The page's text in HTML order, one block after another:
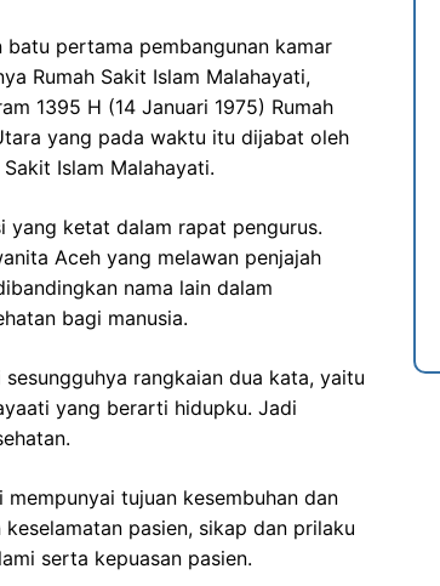
pertama pembangunan kamar
Rumah Sakit Islam Malahayati,
1395 H (14 Januari 1975) Rumah
yang pada waktu itu dijabat oleh
Islam Malahayati.
yang ketat dalam rapat pengurus.
Aceh yang melawan penjajah
nama lain dalam
bagi manusia.
rangkaian dua kata, yaitu
yang berarti hidupku. Jadi
tujuan kesembuhan dan
pasien, sikap dan prilaku
serta kepuasan pasien.